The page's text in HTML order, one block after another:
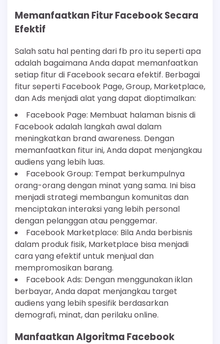
Memanfaatkan Fitur Facebook Secara
Efektif
Salah satu hal penting dari fb pro itu seperti apa
adalah bagaimana Anda dapat memanfaatkan
setiap fitur di Facebook secara efektif. Berbagai
fitur seperti Facebook Page, Group, Marketplace,
dan Ads menjadi alat yang dapat dioptimalkan:
Facebook Page: Membuat halaman bisnis di
Facebook adalah langkah awal dalam
meningkatkan brand awareness. Dengan
memanfaatkan fitur ini, Anda dapat menjangkau
audiens yang lebih luas.
Facebook Group: Tempat berkumpulnya
orang-orang dengan minat yang sama. Ini bisa
menjadi strategi membangun komunitas dan
menciptakan interaksi yang lebih personal
dengan pelanggan atau penggemar.
Facebook Marketplace: Bila Anda berbisnis
dalam produk fisik, Marketplace bisa menjadi
cara yang efektif untuk menjual dan
mempromosikan barang.
Facebook Ads: Dengan menggunakan iklan
berbayar, Anda dapat menjangkau target
audiens yang lebih spesifik berdasarkan
demografi, minat, dan perilaku online.
Manfaatkan Algoritma Facebook